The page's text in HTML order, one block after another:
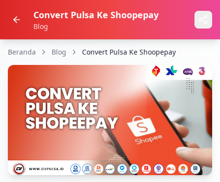
Convert Pulsa Ke Shoopepay
Blog
Beranda Blog Convert Pulsa Ke Shoopepay